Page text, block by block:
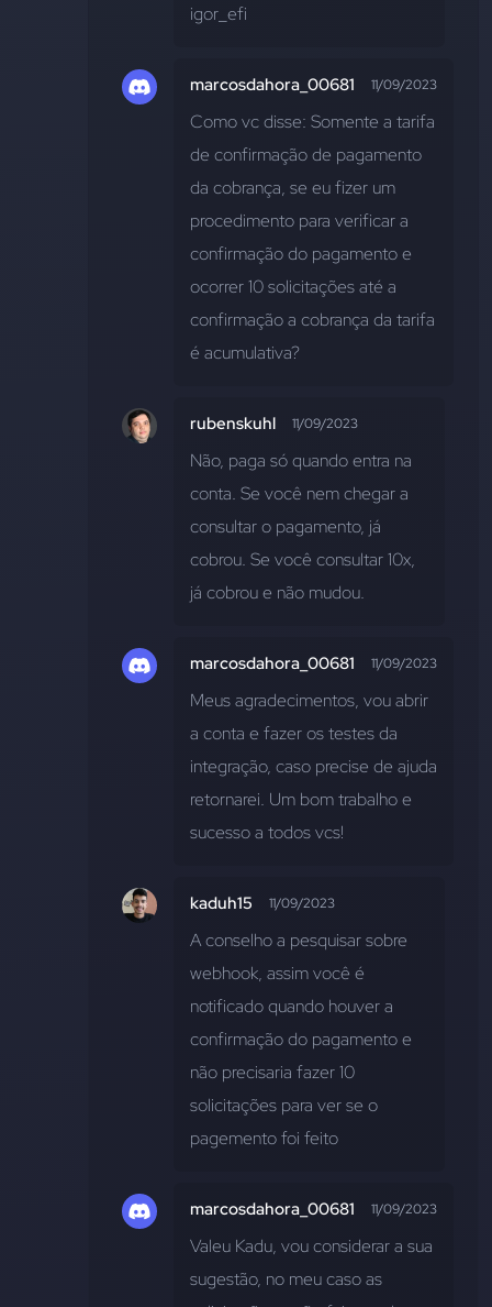
marcosdahora_00681 11/09/2023
Como vc disse: Somente a tarifa
de confirmação de pagamento
da cobrança, se eu fizer um
procedimento para verificar a
confirmação do pagamento e
ocorrer 10 solicitações até a
confirmação a cobrança da tarifa
é acumulativa?
rubenskuhl 11/09/2023
Não, paga só quando entra na
conta. Se você nem chegar a
consultar o pagamento, já
cobrou. Se você consultar 10x,
já cobrou e não mudou.
marcosdahora_00681 11/09/2023
Meus agradecimentos, vou abrir
a conta e fazer os testes da
integração, caso precise de ajuda
retornarei. Um bom trabalho e
sucesso a todos vcs!
kaduh15 11/09/2023
A conselho a pesquisar sobre
webhook, assim você é
notificado quando houver a
confirmação do pagamento e
não precisaria fazer 10
solicitações para ver se o
pagemento foi feito
marcosdahora_00681 11/09/2023
Valeu Kadu, vou considerar a sua
sugestão, no meu caso as